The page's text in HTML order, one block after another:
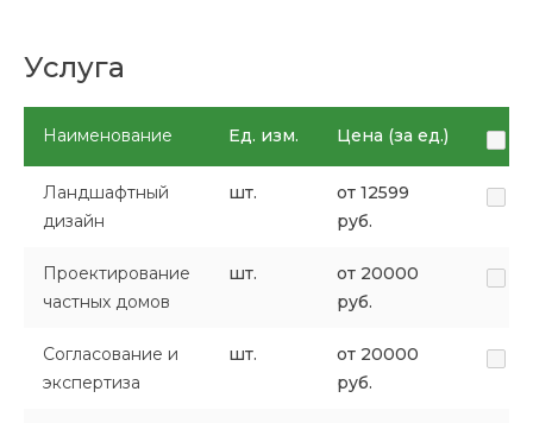
Услуга
Наименование Ед. изм. Цена (за ед.)
Ландшафтный
дизайн
шт.
от 12599
руб.
Проектирование
частных домов
шт.
от 20000
руб.
Согласование и
экспертиза
шт.
от 20000
руб.